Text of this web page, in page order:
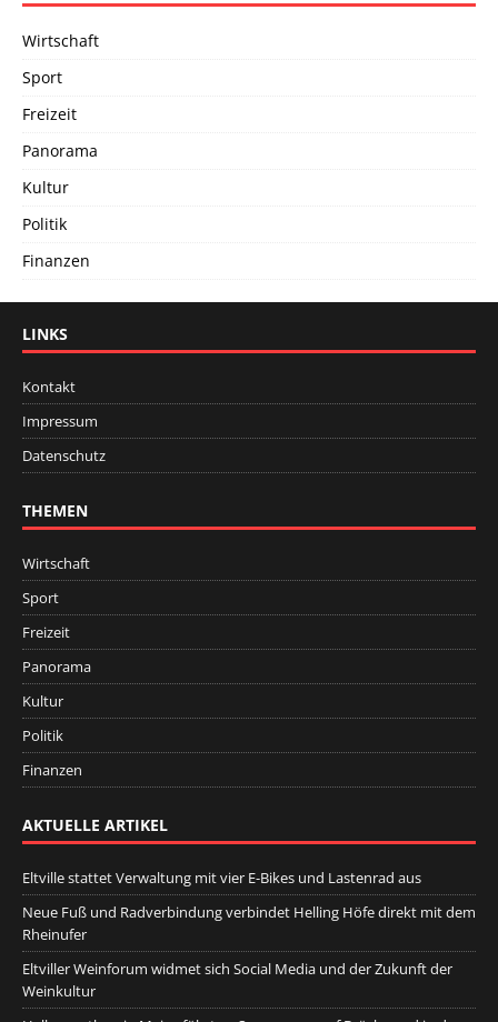
Wirtschaft
Sport
Freizeit
Panorama
Kultur
Politik
Finanzen
LINKS
Kontakt
Impressum
Datenschutz
THEMEN
Wirtschaft
Sport
Freizeit
Panorama
Kultur
Politik
Finanzen
AKTUELLE ARTIKEL
Eltville stattet Verwaltung mit vier E-Bikes und Lastenrad aus
Neue Fuß und Radverbindung verbindet Helling Höfe direkt mit dem
Rheinufer
Eltviller Weinforum widmet sich Social Media und der Zukunft der
Weinkultur